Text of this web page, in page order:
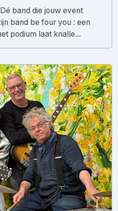
band die jouw event
band be four you : een
podium laat knalle...